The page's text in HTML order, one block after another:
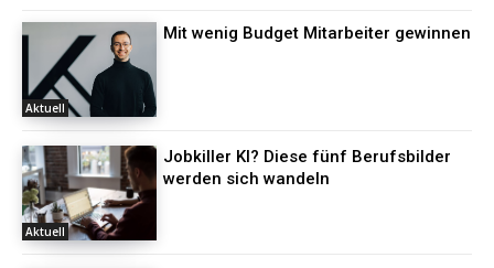
Aktuell
Mit wenig Budget Mitarbeiter gewinnen
Aktuell
Jobkiller KI? Diese fünf Berufsbilder
werden sich wandeln